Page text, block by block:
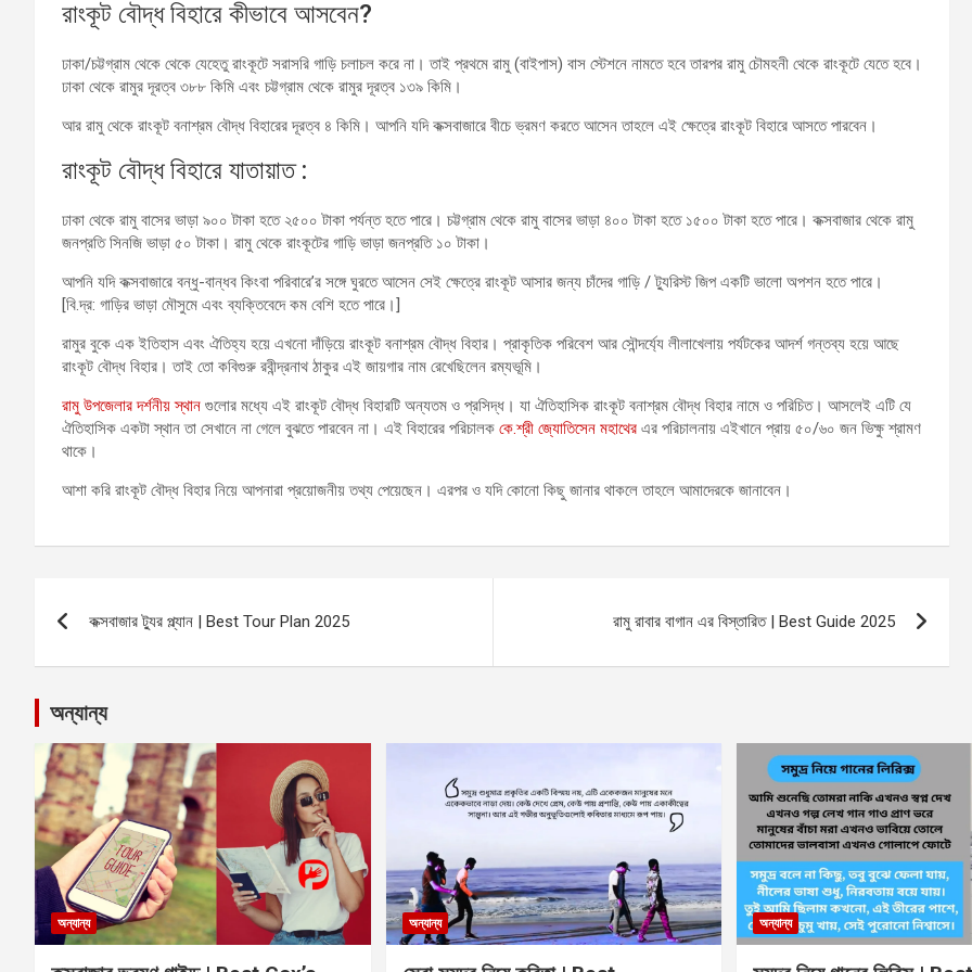
রাংকূট বৌদ্ধ বিহারে কীভাবে আসবেন?
ঢাকা/চট্টগ্রাম থেকে থেকে যেহেতু রাংকূটে সরাসরি গাড়ি চলাচল করে না। তাই প্রথমে রামু (বাইপাস) বাস স্টেশনে নামতে হবে তারপর রামু চৌমহনী থেকে রাংকূটে যেতে হবে।
ঢাকা থেকে রামুর দূরত্ব ৩৮৮ কিমি এবং চট্টগ্রাম থেকে রামুর দূরত্ব ১৩৯ কিমি।
আর রামু থেকে রাংকূট বনাশ্রম বৌদ্ধ বিহারের দূরত্ব ৪ কিমি। আপনি যদি কক্সবাজারে বীচে ভ্রমণ করতে আসেন তাহলে এই ক্ষেত্রে রাংকূট বিহারে আসতে পারবেন।
রাংকূট বৌদ্ধ বিহারে যাতায়াত :
ঢাকা থেকে রামু বাসের ভাড়া ৯০০ টাকা হতে ২৫০০ টাকা পর্যন্ত হতে পারে। চট্টগ্রাম থেকে রামু বাসের ভাড়া ৪০০ টাকা হতে ১৫০০ টাকা হতে পারে। কক্সবাজার থেকে রামু
জনপ্রতি সিনজি ভাড়া ৫০ টাকা। রামু থেকে রাংকূটের গাড়ি ভাড়া জনপ্রতি ১০ টাকা।
আপনি যদি কক্সবাজারে বন্ধু-বান্ধব কিংবা পরিবারে’র সঙ্গে ঘুরতে আসেন সেই ক্ষেত্রে রাংকূট আসার জন্য চাঁদের গাড়ি / ট্যুরিস্ট জিপ একটি ভালো অপশন হতে পারে।
[বি.দ্র: গাড়ির ভাড়া মৌসুমে এবং ব্যক্তিবেদে কম বেশি হতে পারে।]
রামুর বুকে এক ইতিহাস এবং ঐতিহ্য হয়ে এখনো দাঁড়িয়ে রাংকূট বনাশ্রম বৌদ্ধ বিহার। প্রাকৃতিক পরিবেশ আর সৌন্দর্য্যে লীলাখেলায় পর্যটকের আদর্শ গন্তব্য হয়ে আছে
রাংকূট বৌদ্ধ বিহার। তাই তো কবিগুরু রবীন্দ্রনাথ ঠাকুর এই জায়গার নাম রেখেছিলেন রম্যভূমি।
রামু উপজেলার দর্শনীয় স্থান গুলোর মধ্যে এই রাংকূট বৌদ্ধ বিহারটি অন্যতম ও প্রসিদ্ধ। যা ঐতিহাসিক রাংকূট বনাশ্রম বৌদ্ধ বিহার নামে ও পরিচিত। আসলেই এটি যে
ঐতিহাসিক একটা স্থান তা সেখানে না গেলে বুঝতে পারবেন না। এই বিহারের পরিচালক কে.শ্রী জ্যোতিসেন মহাথের এর পরিচালনায় এইখানে প্রায় ৫০/৬০ জন ভিক্ষু শ্রামণ
থাকে।
আশা করি রাংকূট বৌদ্ধ বিহার নিয়ে আপনারা প্রয়োজনীয় তথ্য পেয়েছেন। এরপর ও যদি কোনো কিছু জানার থাকলে তাহলে আমাদেরকে জানাবেন।
navigation
কক্সবাজার ট্যুর প্ল্যান | Best Tour Plan 2025 রামু রাবার বাগান এর বিস্তারিত | Best Guide 2025
অন্যান্য
অন্যান্য অন্যান্য অন্যান্য